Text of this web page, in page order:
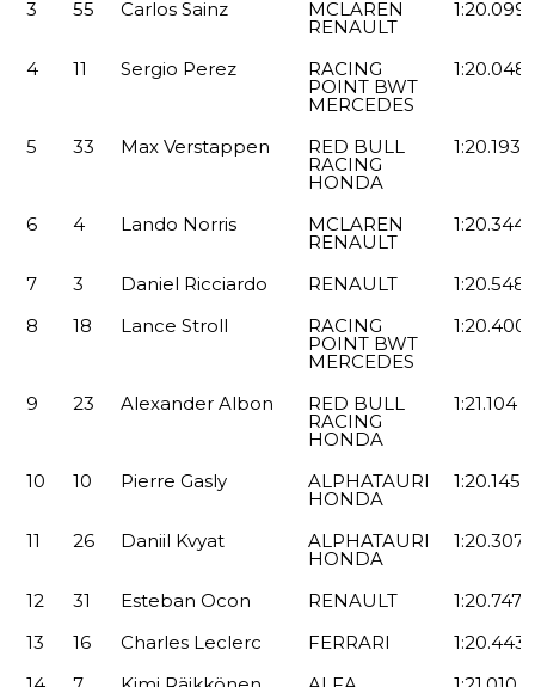
3
55 Carlos Sainz MCLAREN
RENAULT
1:20.099
4 11 Sergio Perez RACING
POINT BWT
MERCEDES
1:20.048
5 33 Max Verstappen RED BULL
RACING
HONDA
1:20.193
6 4 Lando Norris MCLAREN
RENAULT
1:20.344
7 3 Daniel Ricciardo RENAULT
1:20.548
8
18 Lance Stroll RACING
POINT BWT
MERCEDES
1:20.400
9 23 Alexander Albon RED BULL
RACING
HONDA
1:21.104
10 10 Pierre Gasly ALPHATAURI
HONDA
1:20.145
11 26 Daniil Kvyat ALPHATAURI
HONDA
1:20.307
12 31 Esteban Ocon RENAULT
1:20.747
13
16 Charles Leclerc FERRARI
1:20.443